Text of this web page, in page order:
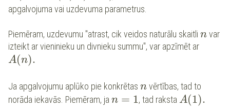
apgalvojuma vai uzdevuma parametrus.
Piemēram, uzdevumu "atrast, cik veidos naturālu skaitli nvar
izteikt ar vieninieku un divnieku summu", var apzīmēt ar
A(n).
Ja apgalvojumu aplūko pie konkrētas nvērtības, tad to
norāda iekavās. Piemēram, ja n = 1, tad raksta A(1).